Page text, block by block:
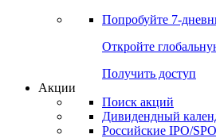
Попробуйте 7-
Откройте
Получить доступ
Акции
Поиск акций
Дивидендный
Российские IPO/SPO